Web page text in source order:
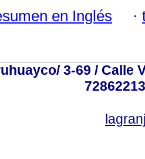
en Inglés ·
3-69 / Calle